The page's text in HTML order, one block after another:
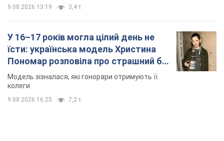
9.08.2026 13:19 3,4 т.
У 16–17 років могла цілий день не
їсти: українська модель Христина
Пономар розповіла про страшний бік
модельної кар’єри
Модель зізналася, які гонорари отримують її
колеги
9.08.2026 16:25 7,2 т.